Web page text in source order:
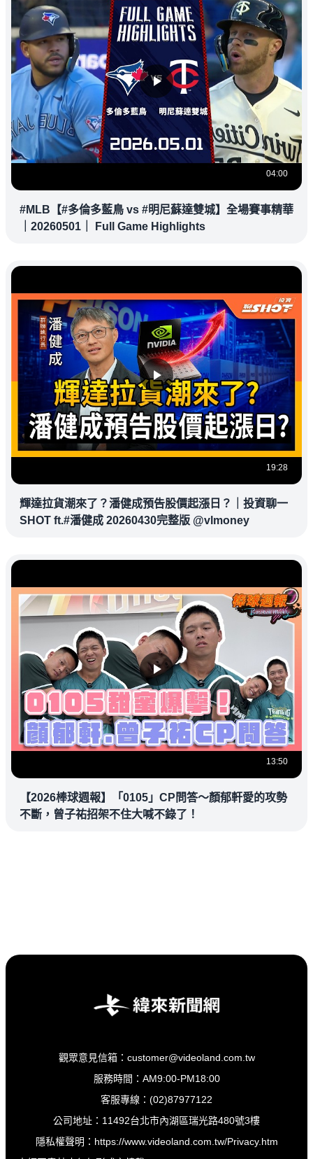
04:00
#MLB【#多倫多藍鳥 vs #明尼蘇達雙城】全場賽事精華
｜20260501｜ Full Game Highlights
19:28
輝達拉貨潮來了？潘健成預告股價起漲日？｜投資聊一
SHOT ft.#潘健成 20260430完整版 @vlmoney
13:50
【2026棒球週報】「0105」CP問答～顏郁軒愛的攻勢
不斷，曾子祐招架不住大喊不錄了！
觀眾意見信箱：customer@videoland.com.tw
服務時間：AM9:00-PM18:00
客服專線：(02)87977122
公司地址：11492台北市內湖區瑞光路480號3樓
隱私權聲明： https://www.videoland.com.tw/Privacy.htm